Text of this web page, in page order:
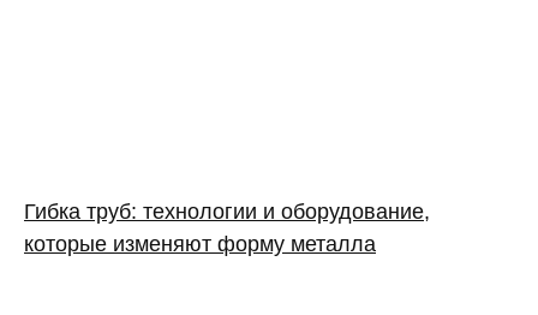
Гибка труб: технологии и оборудование,
которые изменяют форму металла